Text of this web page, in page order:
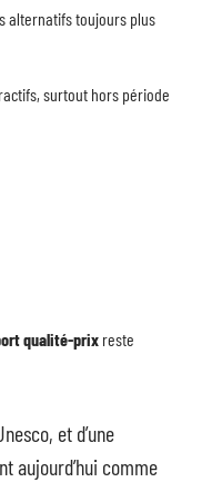
alternatifs toujours plus
surtout hors période
qualité-prix reste
et d’une
aujourd’hui comme